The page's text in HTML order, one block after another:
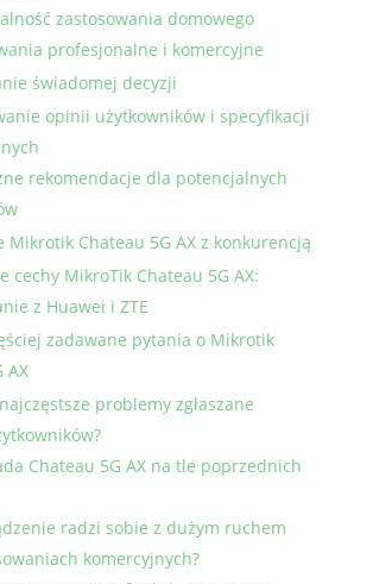
zastosowania domowego
profesjonalne i komercyjne
świadomej decyzji
opinii użytkowników i specyfikacji
rekomendacje dla potencjalnych
Mikrotik Chateau 5G AX z konkurencją
cechy MikroTik Chateau 5G AX:
z Huawei i ZTE
zadawane pytania o Mikrotik
AX
problemy zgłaszane
Chateau 5G AX na tle poprzednich
radzi sobie z dużym ruchem
komercyjnych?